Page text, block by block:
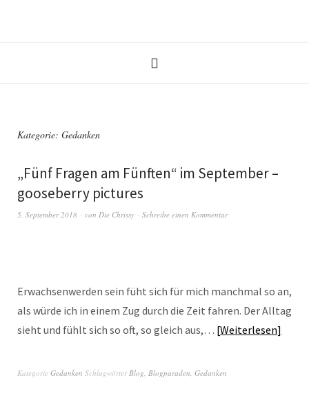
Kategorie: Gedanken
„Fünf Fragen am Fünften“ im September –
gooseberry pictures
5. September 2018 von Die Chrissy Schreibe einen Kommentar
Erwachsenwerden sein füht sich für mich manchmal so an,
als würde ich in einem Zug durch die Zeit fahren. Der Alltag
sieht und fühlt sich so oft, so gleich aus,… Weiterlesen
Kategorie Gedanken SchlagwörterBlog, Blogparaden, Gedanken